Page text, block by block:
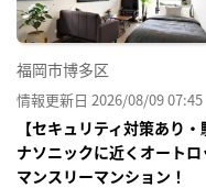
福岡市博多区
情報更新日 2026/08/09 07:45
【セキュリティ対策あり
ナソニックに近くオート
マンスリーマンション！